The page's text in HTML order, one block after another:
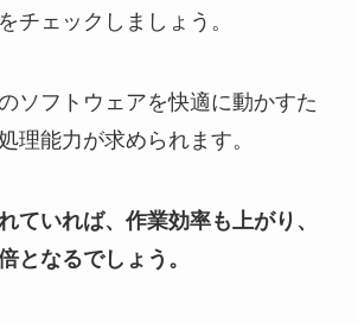
チェックしましょう。
ソフトウェアを快適に動かすた
理能力が求められます。
ていれば、作業効率も上がり、
となるでしょう。